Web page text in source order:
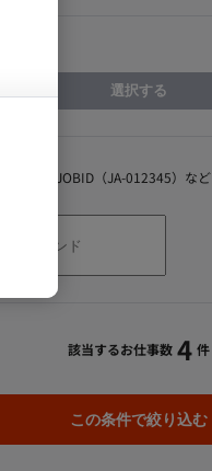
選択する
、職種、JOBID（JA-012345）など
該当するお仕事数 4 件
この条件で絞り込む